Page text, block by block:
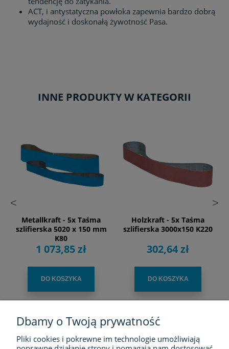
ACT, i antystatyczna powłoka zapewnia bardzo dobrą
wydajność i doskonałą żywotność Pasa.
INNE PRODUKTY W KATEGORII
<
Metallkraft - 5x Taśma
szlifierska 5020 x 150 mm
K80
1 073,85 zł
DO KOSZYKA
Holzkraft - 5x Taśma
szlifierska 3000x150 K220
302,64 zł
DO KOSZYKA
>
FIRMA
Dbamy o Twoją prywatność
Pliki cookies i pokrewne im technologie umożliwiają